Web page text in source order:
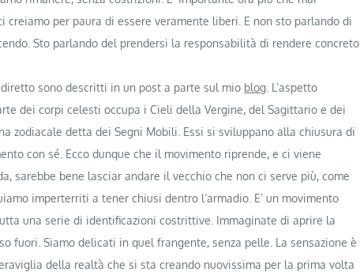
per paura di essere veramente liberi. E non sto parlando di
Sto parlando del prendersi la responsabilità di rendere concreto
sono descritti in un post a parte sul mio blog . L’aspetto
dei corpi celesti occupa i Cieli della Vergine, del Sagittario e dei
zodiacale detta dei Segni Mobili. Essi si sviluppano alla chiusura di
con sé. Ecco dunque che il movimento riprende, e ci viene
sarebbe bene lasciar andare il vecchio che non ci serve più, come
imperterriti a tener chiusi dentro l’armadio. E’ un movimento
una serie di identificazioni costrittive. Immaginate di aprire la
fuori. Siamo delicati in quel frangente, senza pelle. La sensazione è
della realtà che si sta creando nuovissima per la prima volta